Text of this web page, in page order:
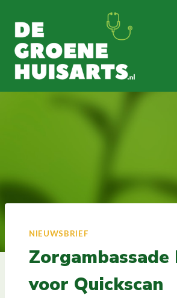
naar
inhoud
NIEUWSBRIEF
Zorgambassade
voor Quickscan